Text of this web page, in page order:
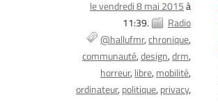
le vendredi 8 mai 2015à
11:39.
Radio
@hallufmr chronique
communauté design drm
horreur libre mobilité
ordinateur politique privacy